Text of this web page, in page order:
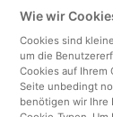
Italien
Finnland
Wie wir
Cookies sind
um die
Cookies auf Ihrem
Seite unbedingt
benötigen wir Ihre